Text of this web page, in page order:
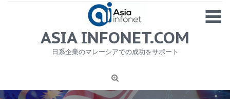
MENU
1
ニュース
ASIA INFONET.COM
日系企業のマレーシアでの成功をサポート